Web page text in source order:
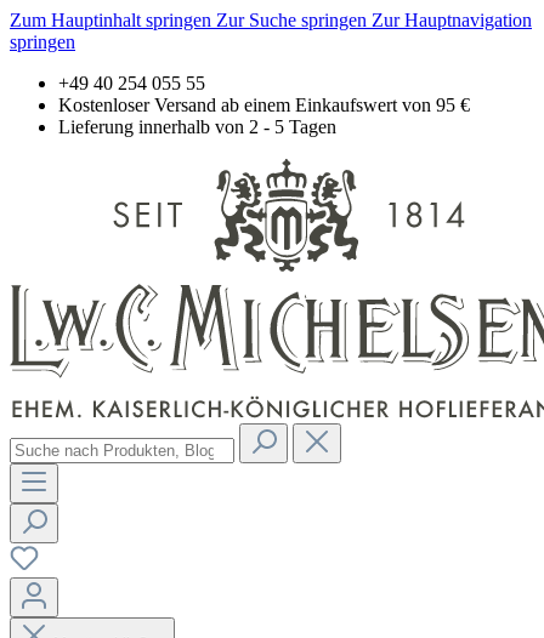
Zum Hauptinhalt springen Zur Suche springen Zur Hauptnavigation
springen
+49 40 254 055 55
Kostenloser Versand ab einem Einkaufswert von 95 €
Lieferung innerhalb von 2 - 5 Tagen